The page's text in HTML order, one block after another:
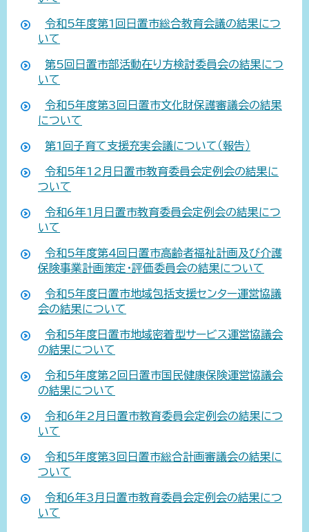
令和5年度第1回日置市総合教育会議の結果につ
いて
第5回日置市部活動在り方検討委員会の結果につ
いて
令和5年度第3回日置市文化財保護審議会の結果
について
第1回子育て支援充実会議について（報告）
令和5年12月日置市教育委員会定例会の結果に
ついて
令和6年1月日置市教育委員会定例会の結果につ
いて
令和5年度第4回日置市高齢者福祉計画及び介護
保険事業計画策定・評価委員会の結果について
令和5年度日置市地域包括支援センター運営協議
会の結果について
令和5年度日置市地域密着型サービス運営協議会
の結果について
令和5年度第2回日置市国民健康保険運営協議会
の結果について
令和6年2月日置市教育委員会定例会の結果につ
いて
令和5年度第3回日置市総合計画審議会の結果に
ついて
令和6年3月日置市教育委員会定例会の結果につ
いて